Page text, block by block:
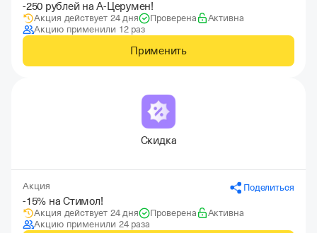
-250 рублей на А-Церумен!
Акция действует 24 дня Проверена
Активна
Акцию применили 12 раз
Применить
Скидка
Акция Поделиться
-15% на Стимол!
Акция действует 24 дня Проверена
Активна
Акцию применили 24 раза